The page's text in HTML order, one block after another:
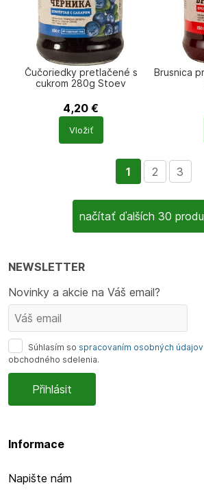
Čučoriedky pretlačené s
cukrom 280g Stoev
4,20 €
Počet
produktů
Vložiť
Brusnica
1 2 3
načítať ďalších 30
NEWSLETTER
Novinky a akcie na Váš email?
Súhlasím so spracovaním osobných údajov
obchodného sdelenia.
Informace
Napište nám